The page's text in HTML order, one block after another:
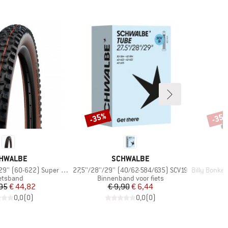
622) Super Trail TLE
Prijs
Verlaagde prijs
€ 44,82
0,0(0)
MERK
SCHWALBE
Artikel
27,5''/28''/29'' (40/62-584/635) SCV19
Productgroep
Binnenband voor fiets
Prijs
€ 9,90Verlaagde prijs
€ 6,44
0,0(0)
Korting
-35%
Artikel
Billy Bonkers
-